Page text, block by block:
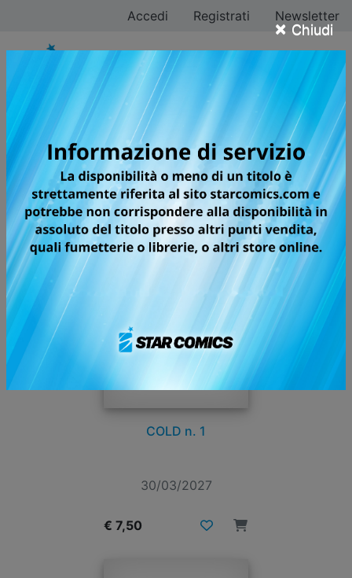
× Chiudi
Accedi Registrati Newsletter
Tutti i fumetti per la
testata EURO
COLD n. 1
30/03/2027
€ 7,50